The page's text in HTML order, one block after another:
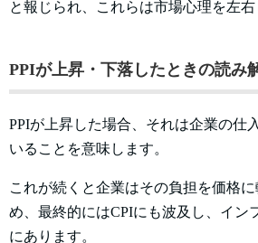
と報じられ、これらは市場心理を左右
PPIが上昇・下落したときの読み
PPIが上昇した場合、それは企業の仕
いることを意味します。
これが続くと企業はその負担を価格
め、最終的にはCPIにも波及し、イン
にあります。